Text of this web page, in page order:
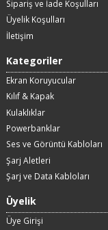
Sipariş ve İade Koşulları
Üyelik Koşulları
İletişim
Kategoriler
Ekran Koruyucular
Kılıf & Kapak
Kulaklıklar
Powerbanklar
Ses ve Görüntü Kabloları
Şarj Aletleri
Şarj ve Data Kabloları
Üyelik
Üye Girişi